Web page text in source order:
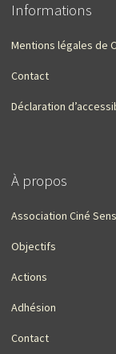
Informations
Mentions légales de
Contact
Déclaration
À propos
Association Ciné Sens
Objectifs
Actions
Adhésion
Contact